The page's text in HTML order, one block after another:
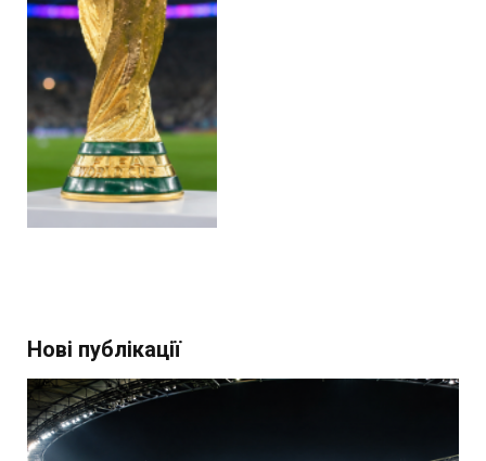
Нові публікації